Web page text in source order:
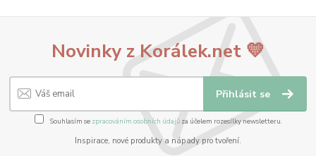
Novinky z Korálek.net 💛
Přihlásit se
Souhlasím se zpracováním osobních údajůza účelem rozesílky newsletteru.
Inspirace, nové produkty a nápady pro tvoření.